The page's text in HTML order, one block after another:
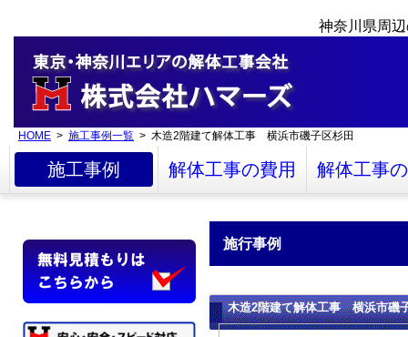
神奈川県周
HOME > 施工事例一覧 > 木造2階建て解体工事 横浜市磯子区杉田
施工事例 解体工事の費用 解体工事
施行事例
木造2階建て解体工事 横浜市磯